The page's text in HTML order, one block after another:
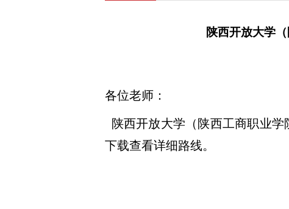
陕西开放大学
各位老师：
陕西开放大学（陕西工商职业学
下载查看详细路线。